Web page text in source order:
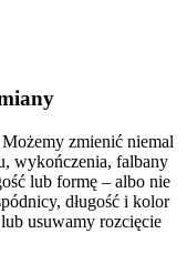
zmienić niemal
wykończenia, falbany
lub formę – albo nie
długość i kolor
usuwamy rozcięcie